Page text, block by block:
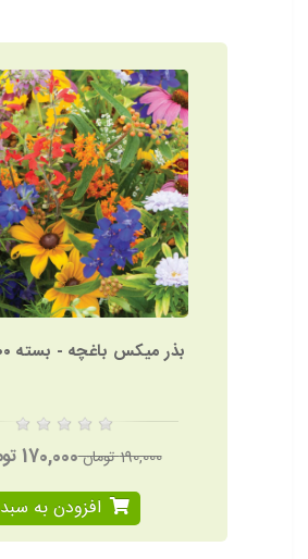
بذر میکس باغچه - بسته ٢٠٠ عددی
190,000 تومان
170,000 تومان
افزودن به سبد